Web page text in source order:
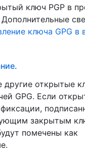
ключ PGP в
Дополнительные
ключа GPG в
другие открытые
GPG. Если
закрытым
помечены как